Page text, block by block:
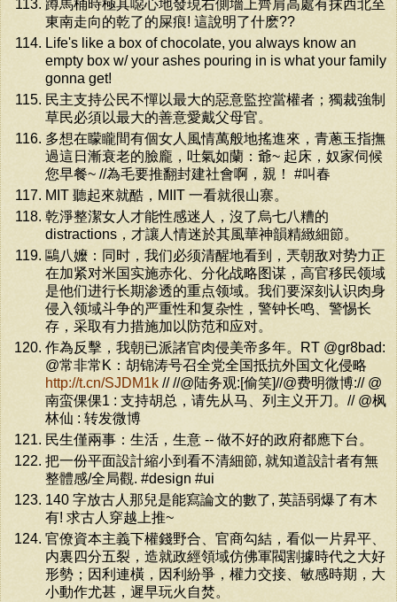
蹲馬桶時極其噁心地發現右側墻上齊肩高處有抹西北至
東南走向的乾了的屎痕! 這說明了什麽??
Life's like a box of chocolate, you always know an
empty box w/ your ashes pouring in is what your family
gonna get!
民主支持公民不憚以最大的惡意監控當權者；獨裁強制
草民必須以最大的善意愛戴父母官。
多想在矇矓間有個女人風情萬般地搖進來，青蔥玉指撫
過這日漸衰老的臉龐，吐氣如蘭：爺~ 起床，奴家伺候
您早餐~ //為毛要推翻封建社會啊，親！ #叫春
MIT 聽起來就酷，MIIT 一看就很山寨。
乾淨整潔女人才能性感迷人，沒了烏七八糟的
distractions，才讓人情迷於其風華神韻精緻細節。
鷗八嬤：同时，我们必须清醒地看到，兲朝敌对势力正
在加紧对米国实施赤化、分化战略图谋，高官移民领域
是他们进行长期渗透的重点领域。我们要深刻认识肉身
侵入领域斗争的严重性和复杂性，警钟长鸣、警惕长
存，采取有力措施加以防范和应对。
作為反擊，我朝已派諸官肉侵美帝多年。RT @gr8bad:
@常非常K：胡锦涛号召全党全国抵抗外国文化侵略
http://t.cn/SJDM1k // //@陆务观:[偷笑]//@费明微博:// @
南蛮倮倮1 : 支持胡总，请先从马、列主义开刀。// @枫
林仙 : 转发微博
民生僅兩事：生活，生意 -- 做不好的政府都應下台。
把一份平面設計縮小到看不清細節, 就知道設計者有無
整體感/全局觀. #design #ui
140 字放古人那兒是能寫論文的數了, 英語弱爆了有木
有! 求古人穿越上推~
官僚資本主義下權錢野合、官商勾結，看似一片昇平、
内裏四分五裂，造就政經領域仿佛軍閥割據時代之大好
形勢；因利連橫，因利紛爭，權力交接、敏感時期，大
小動作尤甚，遲早玩火自焚。